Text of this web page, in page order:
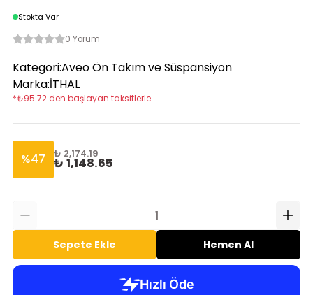
Stokta Var
0 Yorum
Kategori:Aveo Ön Takım ve Süspansiyon
Marka:İTHAL
*₺95.72 den başlayan taksitlerle
%47 ₺ 2,174.19
₺ 1,148.65
Sepete Ekle Hemen Al